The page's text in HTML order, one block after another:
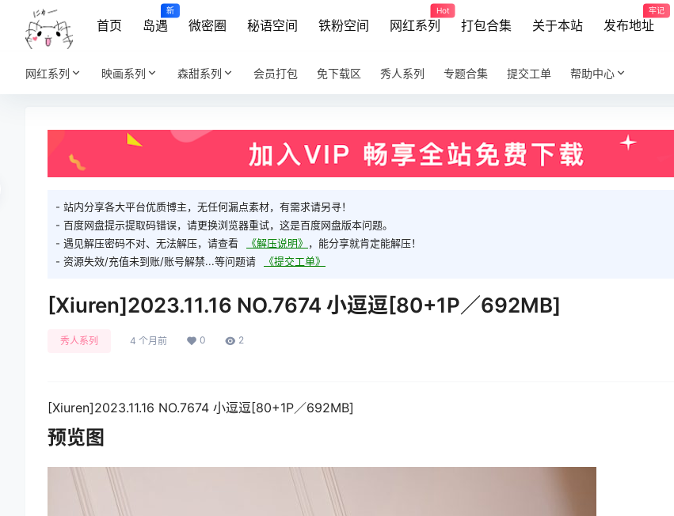
首页 岛遇
新
微密圈 秘语空间 铁粉空间 网红系列
Hot
打包合集 关于本站 发布地址
牢记
网红系列 映画系列 森甜系列 会员打包 免下载区 秀人系列 专题合集 提交工单 帮助中心
- 站内分享各大平台优质博主，无任何漏点素材，有需求请另寻！
- 百度网盘提示提取码错误，请更换浏览器重试，这是百度网盘版本问题。
- 遇见解压密码不对、无法解压，请查看
《解压说明》 ，能分享就肯定能解压！
- 资源失效/充值未到账/账号解禁...等问题请
《提交工单》
[Xiuren]2023.11.16 NO.7674 小逗逗[80+1P／692MB]
秀人系列 4 个月前 0 2
[Xiuren]2023.11.16 NO.7674 小逗逗[80+1P／692MB]
预览图